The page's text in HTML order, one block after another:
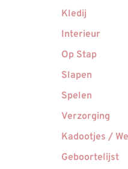
Kledij
Interieur
Op Stap
Slapen
Spelen
Verzorging
Kadootjes /
Geboortelijst